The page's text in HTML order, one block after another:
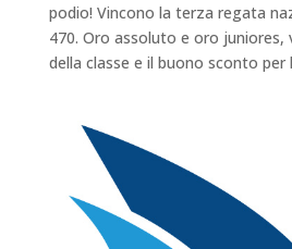
podio! Vincono la terza regata
470. Oro assoluto e oro juniores,
della classe e il buono sconto per